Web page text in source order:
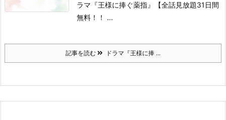
ラマ『王様に捧ぐ薬指』【全話見放題31日間
無料！！ ...
記事を読む ドラマ『王様に捧 ...